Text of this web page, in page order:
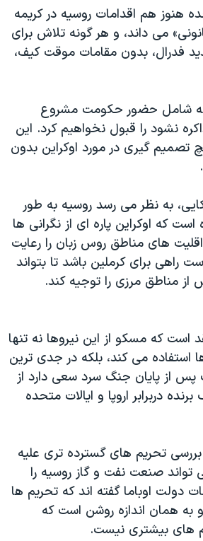
هنوز هم اقدامات روسیه در کریمه
می داند، و هر گونه تلاش برای
فدرال، بدون مقامات موقت کیف،
شامل حضور حکومت مشروع
نشود را قبول نخواهيم کرد. این
گیری در مورد اوکراین بدون
به نظر می رسد روسيه به طور
که اوکراین پاره ای از نگرانی ها
های مناطق روس زبان را رعايت
راهی برای کرملين باشد تا بتواند
مناطق مرزی را توجيه کند.
است که مسکو از این نیروها نه تنها
استفاده می کند، بلکه در جدی ترین
از پایان جنگ سرد سعی دارد از
دربرابر اروپا و ایالات متحده
تحریم های گسترده تری علیه
صنعت نفت و گاز روسيه را
دولت اوباما گفته اند که تحریم ها
به همان اندازه روشن است که
های بيشتری نيست.